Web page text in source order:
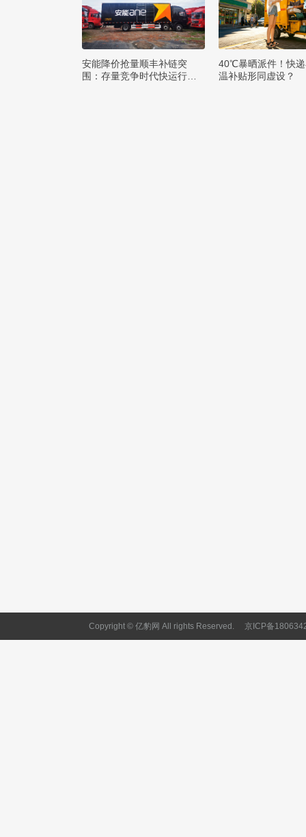
安能降价抢量顺丰补链突
围：存量竞争时代快运行业
40℃暴晒派件！快
温补贴形同虚设？
Copyright © 亿豹网 All rights Reserved. 京ICP备